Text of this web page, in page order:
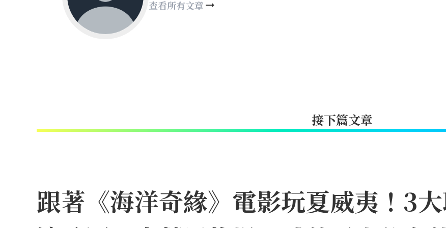
查看所有文章
接下篇文章
跟著《海洋奇緣》電影玩夏威夷！3